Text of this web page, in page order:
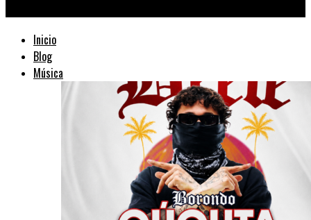
Inicio
Blog
Música